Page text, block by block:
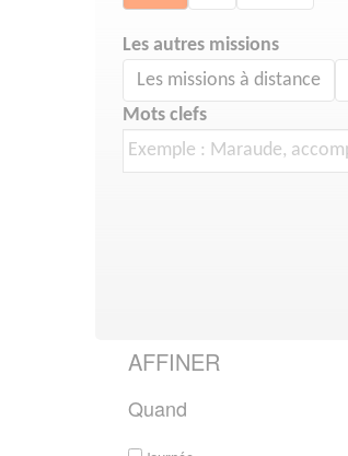
Les autres missions
Les missions à distance
Mots clefs
AFFINER
Quand